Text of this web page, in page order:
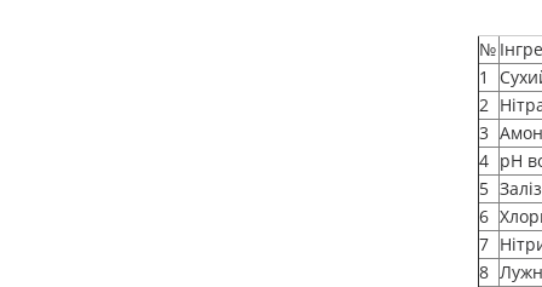
№
1
2
3
4 рН
5
6
7
8